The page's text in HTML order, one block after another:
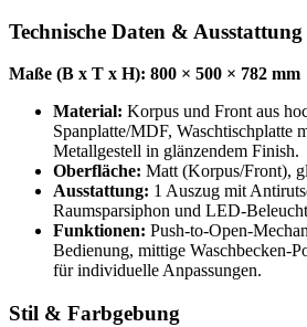
Technische Daten & Ausstattung
Maße (B x T x H): 800 × 500 × 782 mm
Material: Korpus und Front aus
Spanplatte/MDF, Waschtischplatte
Metallgestell in glänzendem Finish.
Oberfläche: Matt (Korpus/Front),
Ausstattung: 1 Auszug mit
Raumsparsiphon und LED-
Funktionen: Push-to-Open-
Bedienung, mittige Waschbecken-
für individuelle Anpassungen.
Stil & Farbgebung